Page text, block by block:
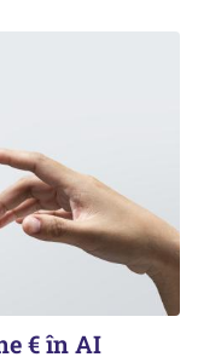
€ în AI